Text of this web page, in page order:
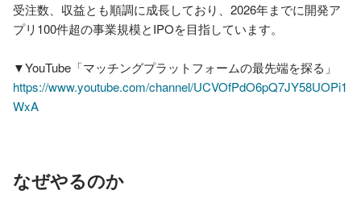
受注数、収益とも順調に成長しており、2026年までに開発ア
プリ100件超の事業規模とIPOを目指しています。
https://www.youtube.com/channel/UCVOfPdO6pQ7JY58UOPi1
WxA
なぜやるのか